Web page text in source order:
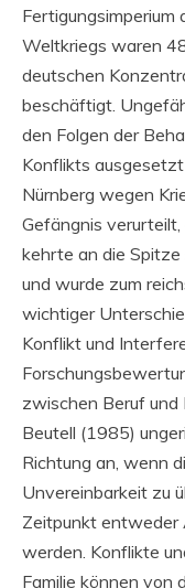
Weltkriegs waren
deutschen
beschäftigt.
den Folgen der
Konflikts
Nürnberg wegen
Gefängnis
kehrte an die Spitze
und wurde zum
wichtiger
Konflikt und
zwischen Beruf und
Beutell (1985)
Richtung an, wenn
Unvereinbarkeit zu
Zeitpunkt entweder
werden. Konflikte
Familie können von